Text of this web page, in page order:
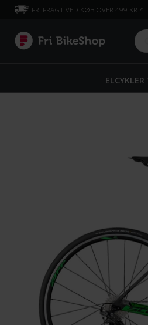
FRI FRAGT VED KØB OVER 499 KR.*
ELCYKLER